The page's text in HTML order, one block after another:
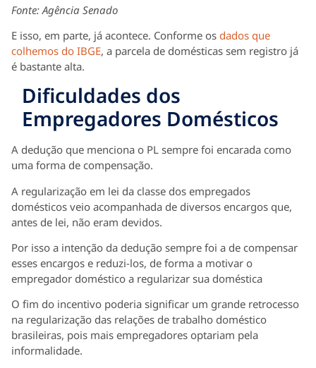
Fonte: Agência Senado
E isso, em parte, já acontece. Conforme os dados que
colhemos do IBGE, a parcela de domésticas sem registro já
é bastante alta.
Dificuldades dos
Empregadores Domésticos
A dedução que menciona o PL sempre foi encarada como
uma forma de compensação.
A regularização em lei da classe dos empregados
domésticos veio acompanhada de diversos encargos que,
antes de lei, não eram devidos.
Por isso a intenção da dedução sempre foi a de compensar
esses encargos e reduzi-los, de forma a motivar o
empregador doméstico a regularizar sua doméstica
O fim do incentivo poderia significar um grande retrocesso
na regularização das relações de trabalho doméstico
brasileiras, pois mais empregadores optariam pela
informalidade.